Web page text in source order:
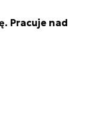
Pracuje nad